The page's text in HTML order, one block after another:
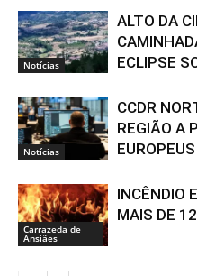
Notícias
ALTO DA
ECLIPSE
Notícias
CCDR
REGIÃO A
Carrazeda de
Ansiães
INCÊNDIO
MAIS DE